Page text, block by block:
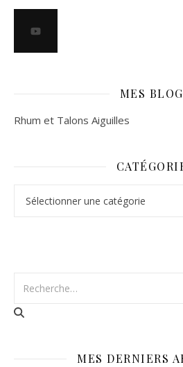
MES
Rhum et Talons Aiguilles
MES DERNIERS